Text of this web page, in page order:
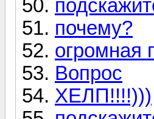
почему?
огромная
Вопрос
ХЕЛП!!!!)))